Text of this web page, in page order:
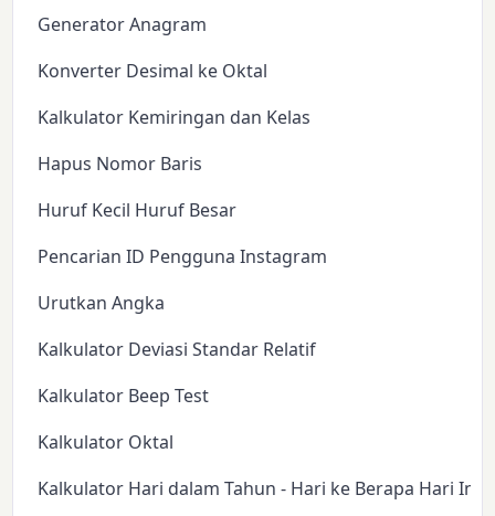
Generator Anagram
Konverter Desimal ke Oktal
Kalkulator Kemiringan dan Kelas
Hapus Nomor Baris
Huruf Kecil Huruf Besar
Pencarian ID Pengguna Instagram
Urutkan Angka
Kalkulator Deviasi Standar Relatif
Kalkulator Beep Test
Kalkulator Oktal
Kalkulator Hari dalam Tahun - Hari ke Berapa Hari Ini?